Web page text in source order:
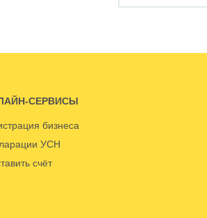
СЕРВИСЫ
бизнеса
УСН
счёт